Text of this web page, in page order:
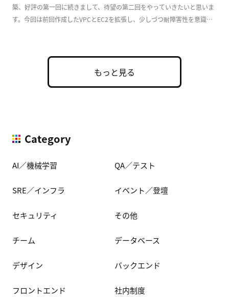
築、好評の第一回に続きまして、待望の第二回をやっていきたいと思いま
す。今回は前回作成したVPCとEC2を拡張し、少しづつ耐障害性を意識し
もっと見る
Category
AI／機械学習 QA／テスト
SRE／インフラ イベント／登壇
セキュリティ その他
チーム データベース
デザイン バックエンド
フロントエンド 社内制度